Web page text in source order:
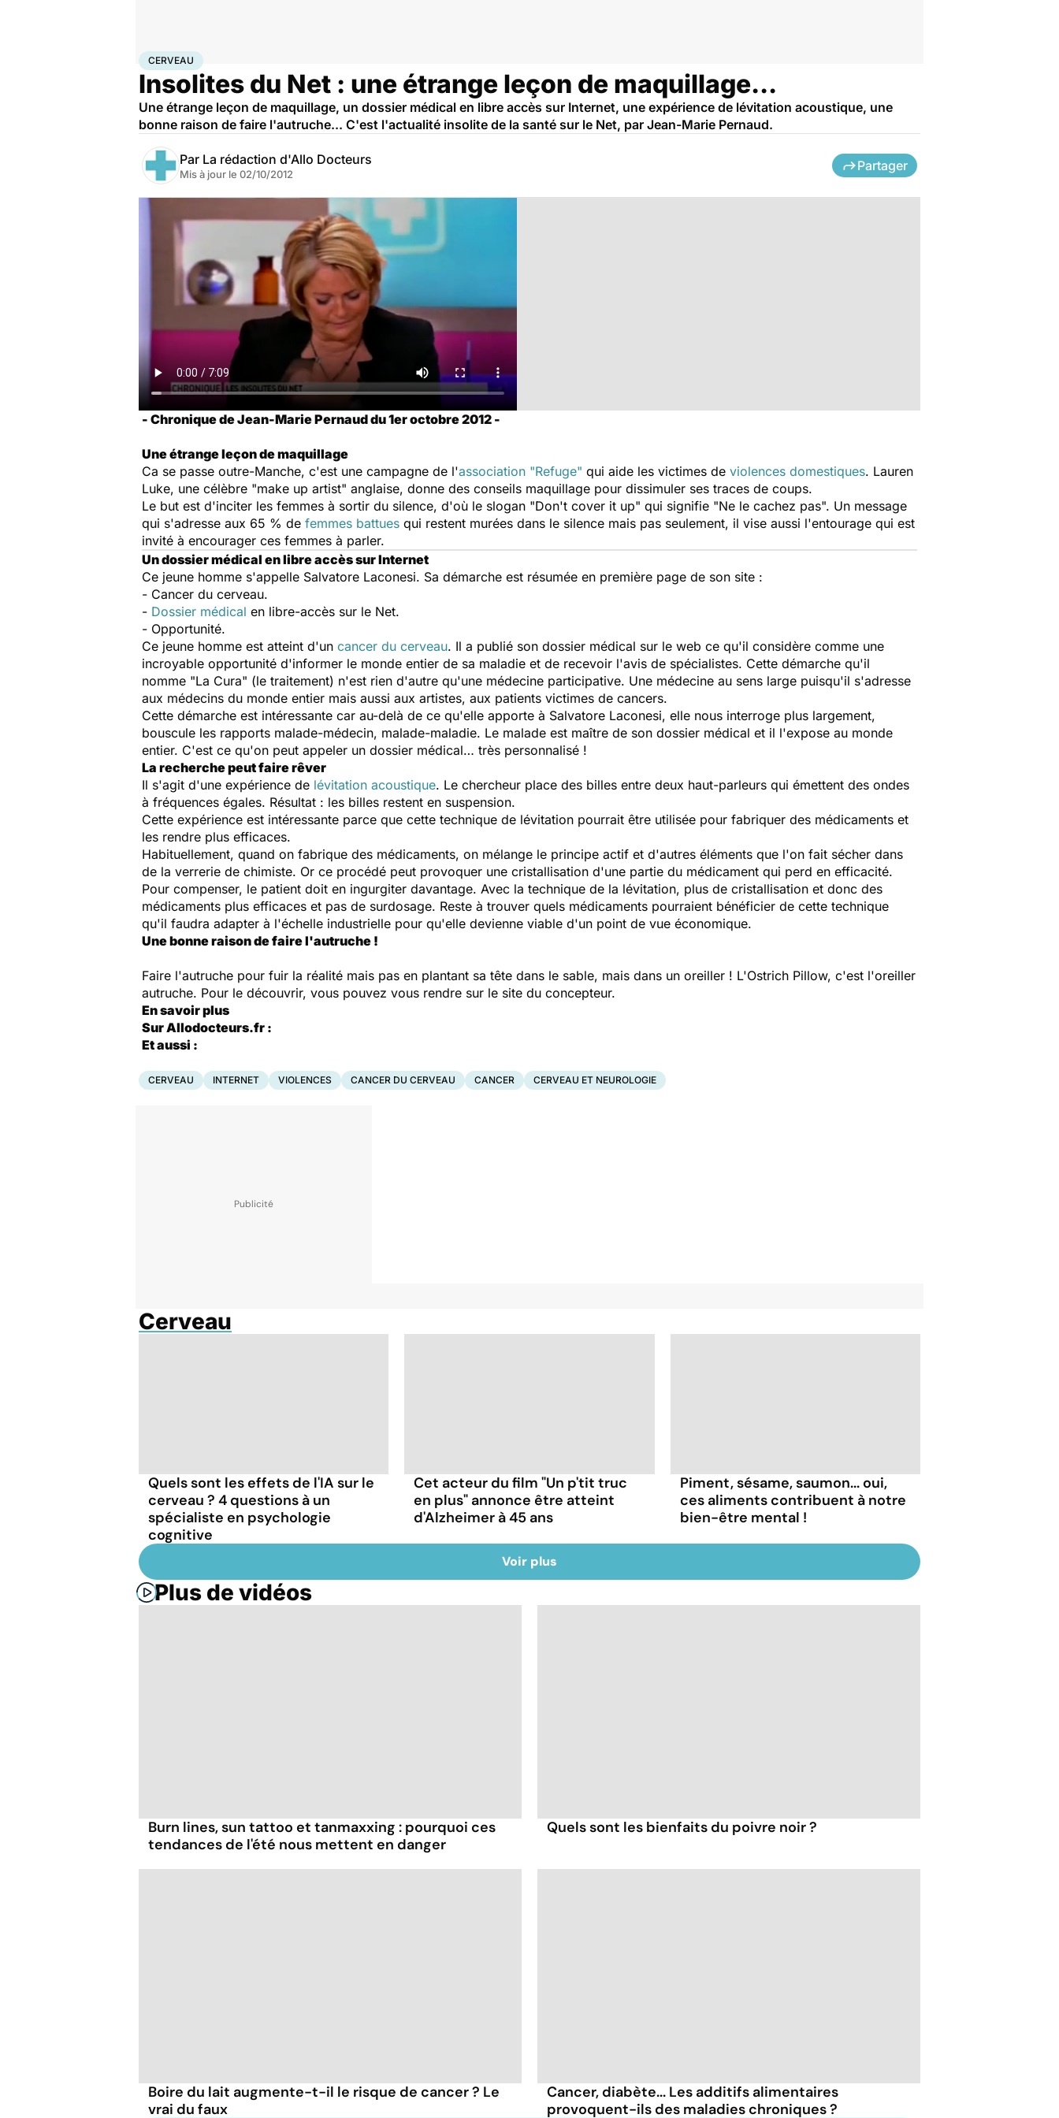
AccueilSanté Maladies
CERVEAU
Insolites du Net : une étrange leçon de maquillage...
Une étrange leçon de maquillage, un dossier médical en libre accès sur Internet, une expérience de lévitation acoustique, une
bonne raison de faire l'autruche... C'est l'actualité insolite de la santé sur le Net, par Jean-Marie Pernaud.
Par La rédaction d'Allo Docteurs
Mis à jour le 02/10/2012
Partager
- Chronique de Jean-Marie Pernaud du 1er octobre 2012 -
Une étrange leçon de maquillage
Ca se passe outre-Manche, c'est une campagne de l'association "Refuge" qui aide les victimes de violences domestiques. Lauren
Luke, une célèbre "make up artist" anglaise, donne des conseils maquillage pour dissimuler ses traces de coups.
Le but est d'inciter les femmes à sortir du silence, d'où le slogan "Don't cover it up" qui signifie "Ne le cachez pas". Un message
qui s'adresse aux 65 % de femmes battues qui restent murées dans le silence mais pas seulement, il vise aussi l'entourage qui est
invité à encourager ces femmes à parler.
Un dossier médical en libre accès sur Internet
Ce jeune homme s'appelle Salvatore Laconesi. Sa démarche est résumée en première page de son site :
- Cancer du cerveau.
- Dossier médical en libre-accès sur le Net.
- Opportunité.
Ce jeune homme est atteint d'un cancer du cerveau. Il a publié son dossier médical sur le web ce qu'il considère comme une
incroyable opportunité d'informer le monde entier de sa maladie et de recevoir l'avis de spécialistes. Cette démarche qu'il
nomme "La Cura" (le traitement) n'est rien d'autre qu'une médecine participative. Une médecine au sens large puisqu'il s'adresse
aux médecins du monde entier mais aussi aux artistes, aux patients victimes de cancers.
Cette démarche est intéressante car au-delà de ce qu'elle apporte à Salvatore Laconesi, elle nous interroge plus largement,
bouscule les rapports malade-médecin, malade-maladie. Le malade est maître de son dossier médical et il l'expose au monde
entier. C'est ce qu'on peut appeler un dossier médical… très personnalisé !
La recherche peut faire rêver
Il s'agit d'une expérience de lévitation acoustique. Le chercheur place des billes entre deux haut-parleurs qui émettent des ondes
à fréquences égales. Résultat : les billes restent en suspension.
Cette expérience est intéressante parce que cette technique de lévitation pourrait être utilisée pour fabriquer des médicaments et
les rendre plus efficaces.
Habituellement, quand on fabrique des médicaments, on mélange le principe actif et d'autres éléments que l'on fait sécher dans
de la verrerie de chimiste. Or ce procédé peut provoquer une cristallisation d'une partie du médicament qui perd en efficacité.
Pour compenser, le patient doit en ingurgiter davantage. Avec la technique de la lévitation, plus de cristallisation et donc des
médicaments plus efficaces et pas de surdosage. Reste à trouver quels médicaments pourraient bénéficier de cette technique
qu'il faudra adapter à l'échelle industrielle pour qu'elle devienne viable d'un point de vue économique.
Une bonne raison de faire l'autruche !
Faire l'autruche pour fuir la réalité mais pas en plantant sa tête dans le sable, mais dans un oreiller ! L'Ostrich Pillow, c'est l'oreiller
autruche. Pour le découvrir, vous pouvez vous rendre sur le site du concepteur.
En savoir plus
Sur Allodocteurs.fr :
Et aussi :
CERVEAU INTERNET VIOLENCES CANCER DU CERVEAU CANCER CERVEAU ET NEUROLOGIE
Cerveau
Quels sont les effets de l'IA sur le
cerveau ? 4 questions à un
spécialiste en psychologie
cognitive
Cet acteur du film "Un p'tit truc
en plus" annonce être atteint
d'Alzheimer à 45 ans
Piment, sésame, saumon... oui,
ces aliments contribuent à notre
bien-être mental !
Voir plus
Plus de vidéos
Burn lines, sun tattoo et tanmaxxing : pourquoi ces
tendances de l'été nous mettent en danger
Quels sont les bienfaits du poivre noir ?
Boire du lait augmente-t-il le risque de cancer ? Le
vrai du faux
Cancer, diabète... Les additifs alimentaires
provoquent-ils des maladies chroniques ?